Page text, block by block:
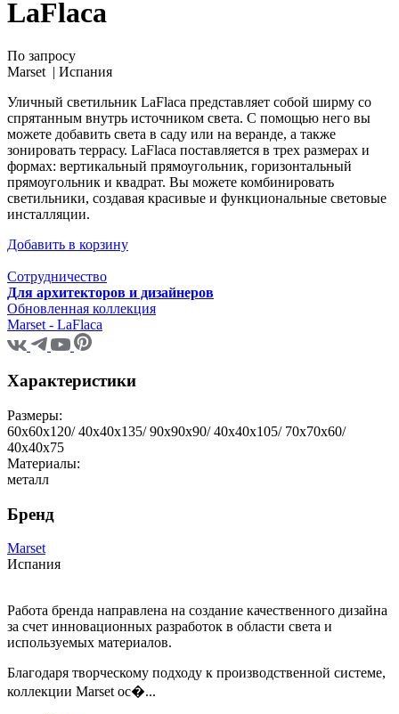
LaFlaca
По запросу
Marset | Испания
Уличный светильник LaFlaca представляет собой ширму со
спрятанным внутрь источником света. С помощью него вы
можете добавить света в саду или на веранде, а также
зонировать террасу. LaFlaca поставляется в трех размерах и
формах: вертикальный прямоугольник, горизонтальный
прямоугольник и квадрат. Вы можете комбинировать
светильники, создавая красивые и функциональные световые
инсталляции.
Добавить в корзину
Сотрудничество
Для архитекторов и дизайнеров
Обновленная коллекция
Marset - LaFlaca
Характеристики
Размеры:
60x60x120/ 40x40x135/ 90x90x90/ 40x40x105/ 70x70x60/
40x40x75
Материалы:
металл
Бренд
Marset
Испания
Работа бренда направлена на создание качественного дизайна
за счет инновационных разработок в области света и
используемых материалов.
Благодаря творческому подходу к производственной системе,
коллекции Marset ос�...